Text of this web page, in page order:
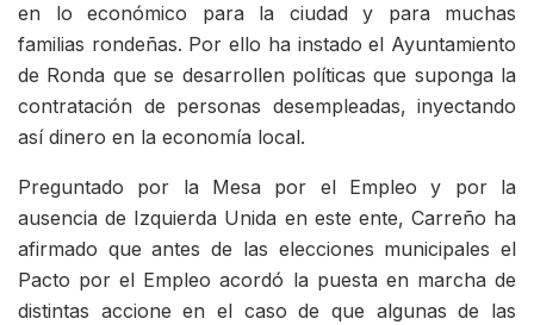
en lo económico para la ciudad y para muchas
familias rondeñas. Por ello ha instado el Ayuntamiento
de Ronda que se desarrollen políticas que suponga la
contratación de personas desempleadas, inyectando
así dinero en la economía local.
Preguntado por la Mesa por el Empleo y por la
ausencia de Izquierda Unida en este ente, Carreño ha
afirmado que antes de las elecciones municipales el
Pacto por el Empleo acordó la puesta en marcha de
distintas accione en el caso de que algunas de las